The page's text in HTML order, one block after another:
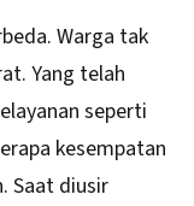
Warga tak
Yang telah
seperti
kesempatan
Saat diusir